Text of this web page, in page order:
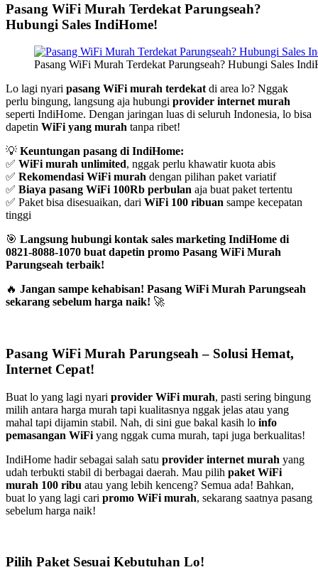
Pasang WiFi Murah Terdekat Parungseah?
Hubungi Sales IndiHome!
Pasang WiFi Murah Terdekat Parungseah? Hubungi Sales
Lo lagi nyari pasang WiFi murah terdekat di area lo? Nggak
perlu bingung, langsung aja hubungi provider internet murah
seperti IndiHome. Dengan jaringan luas di seluruh Indonesia, lo bisa
dapetin WiFi yang murah tanpa ribet!
💡 Keuntungan pasang di IndiHome:
✅ WiFi murah unlimited, nggak perlu khawatir kuota abis
✅ Rekomendasi WiFi murah dengan pilihan paket variatif
✅ Biaya pasang WiFi 100Rb perbulan aja buat paket tertentu
✅ Paket bisa disesuaikan, dari WiFi 100 ribuan sampe kecepatan
tinggi
🎯 Langsung hubungi kontak sales marketing IndiHome di
0821-8088-1070 buat dapetin promo Pasang WiFi Murah
Parungseah terbaik!
🔥 Jangan sampe kehabisan! Pasang WiFi Murah Parungseah
sekarang sebelum harga naik! 🚀
Pasang WiFi Murah Parungseah – Solusi Hemat,
Internet Cepat!
Buat lo yang lagi nyari provider WiFi murah, pasti sering bingung
milih antara harga murah tapi kualitasnya nggak jelas atau yang
mahal tapi dijamin stabil. Nah, di sini gue bakal kasih lo info
pemasangan WiFi yang nggak cuma murah, tapi juga berkualitas!
IndiHome hadir sebagai salah satu provider internet murah yang
udah terbukti stabil di berbagai daerah. Mau pilih paket WiFi
murah 100 ribu atau yang lebih kenceng? Semua ada! Bahkan,
buat lo yang lagi cari promo WiFi murah, sekarang saatnya pasang
sebelum harga naik!
Pilih Paket Sesuai Kebutuhan Lo!